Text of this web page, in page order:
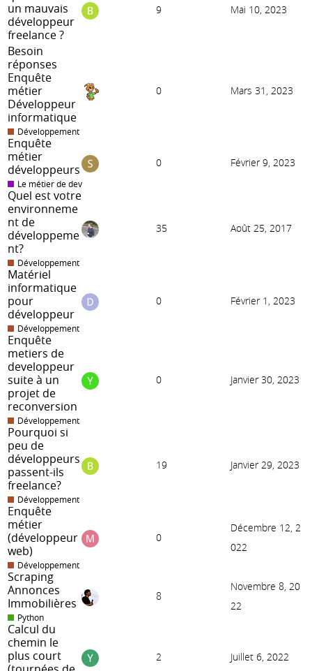
un mauvais
développeur
freelance ?
9 Mai 10, 2023
Besoin
réponses
Enquête
métier
Développeur
informatique
Développement
0 Mars 31, 2023
Enquête
métier
développeurs
Le métier de dev
0 Février 9, 2023
Quel est votre
environneme
nt de
développeme
nt?
Développement
35 Août 25, 2017
Matériel
informatique
pour
développeur
Développement
0 Février 1, 2023
Enquête
metiers de
developpeur
suite à un
projet de
reconversion
Développement
0 Janvier 30, 2023
Pourquoi si
peu de
développeurs
passent-ils
freelance?
Développement
19 Janvier 29, 2023
Enquête
métier
(développeur
web)
Développement
0
Décembre 12, 2
022
Scraping
Annonces
Immobilières
Python
8
Novembre 8, 20
22
Calcul du
chemin le
plus court
2 Juillet 6, 2022